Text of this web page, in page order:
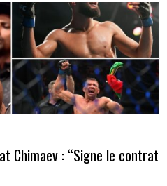
Chimaev : “Signe le contrat